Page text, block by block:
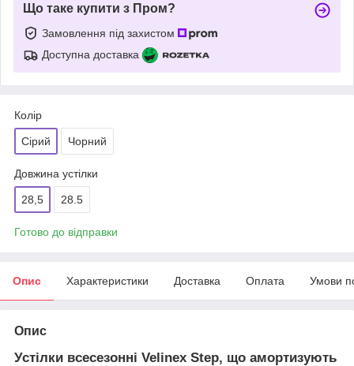
Що таке купити з Пром?
Замовлення під захистом
Доступна доставка
Колір
Сірий Чорний
Довжина устілки
28,5 28.5
Готово до відправки
Опис Характеристики Доставка Оплата Умови
Опис
Устілки всесезонні Velinex Step, що амортизують